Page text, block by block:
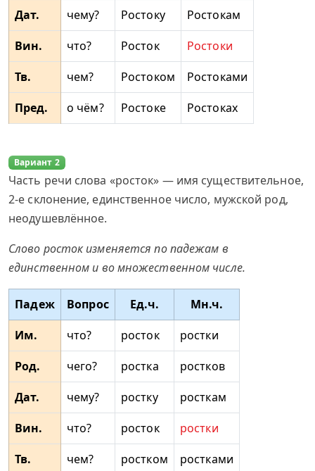
Дат.
чему? Ростоку
Ростокам
Вин.
что? Росток
Ростоки
Тв.
чем? Ростоком
Ростоками
Пред.
о чём? Ростоке Ростоках
Вариант 2
Часть речи слова «росток» — имя существительное,
2-е склонение, единственное число, мужской род,
неодушевлённое.
Слово росток изменяется по падежам в
единственном и во множественном числе.
Падеж Вопрос Ед.ч.
Мн.ч.
Им.
что? росток
ростки
Род.
чего? ростка
ростков
Дат.
чему? ростку
росткам
Вин.
что? росток
ростки
Тв.
чем? ростком
ростками